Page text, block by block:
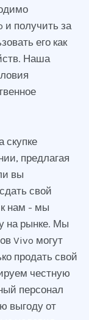
и получить за
его как
Наша
скупке
предлагая
вы
свой
к нам - мы
на рынке. Мы
Vivo могут
продать свой
честную
персонал
выгоду от